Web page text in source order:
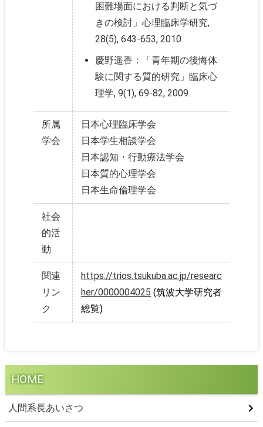
困難場面における判断と気づ
きの検討」心理臨床学研究,
28(5), 643-653, 2010.
慶野遥香：「青年期の後悔体
験に関する質的研究」臨床心
理学, 9(1), 69-82, 2009.
所属
学会
日本心理臨床学会
日本学生相談学会
日本認知・行動療法学会
日本質的心理学会
日本生命倫理学会
社会
的活
動
関連
リン
ク
https://trios.tsukuba.ac.jp/researc
her/0000004025 (筑波大学研究者
総覧)
HOME
人間系長あいさつ